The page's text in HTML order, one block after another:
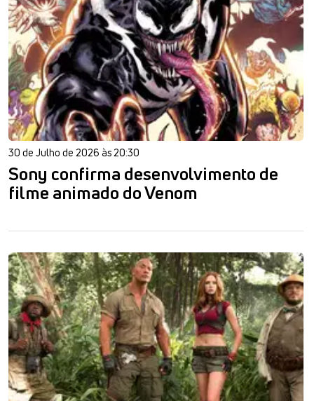
30 de Julho de 2026 às 20:30
Sony confirma desenvolvimento de
filme animado do Venom